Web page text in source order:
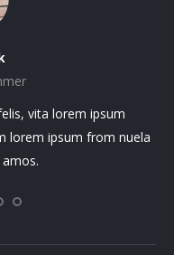
vita lorem ipsum
lorem ipsum from nuela